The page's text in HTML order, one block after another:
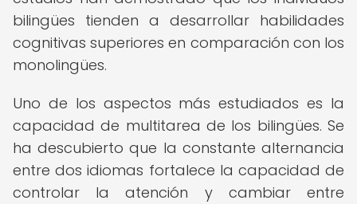
bilingües tienden a desarrollar habilidades
cognitivas superiores en comparación con los
monolingües.
Uno de los aspectos más estudiados es la
capacidad de multitarea de los bilingües. Se
ha descubierto que la constante alternancia
entre dos idiomas fortalece la capacidad de
controlar la atención y cambiar entre